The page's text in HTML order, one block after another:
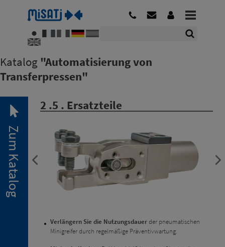
Katalog "Automatisierung von
Transferpressen"
2. 1.
Pneumatische
Zentrierschaufeln
Zum Katalog
2 .5 . Ersatzteile
Verlängern Sie die Nutzungsdauerder pneumatischen
Minigreifer durch regelmäßige Präventivwartung.